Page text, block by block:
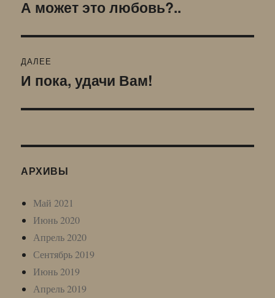
Предыдущая
А может это любовь?..
ДАЛЕЕ
Следующая
И пока, удачи Вам!
АРХИВЫ
Май 2021
Июнь 2020
Апрель 2020
Сентябрь 2019
Июнь 2019
Апрель 2019